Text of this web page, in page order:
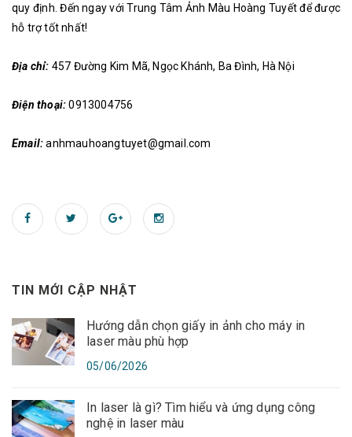
TIN MỚI CẬP NHẬT
Hướng dẫn chọn giấy in ảnh cho máy in
laser màu phù hợp
05/06/2026
In laser là gì? Tìm hiểu và ứng dụng công
nghệ in laser màu
quy định. Đến ngay với Trung Tâm Ảnh Màu Hoàng Tuyết để được
hỗ trợ tốt nhất!
Địa chỉ: 457 Đường Kim Mã, Ngọc Khánh, Ba Đình, Hà Nội
Điện thoại:0913004756
Email:anhmauhoangtuyet@gmail.com